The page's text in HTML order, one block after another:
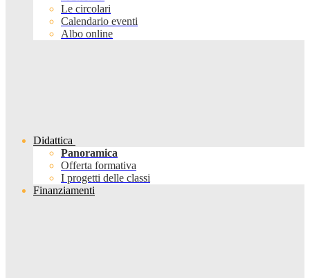
Le circolari
Calendario eventi
Albo online
Didattica
Panoramica
Offerta formativa
I progetti delle classi
Finanziamenti